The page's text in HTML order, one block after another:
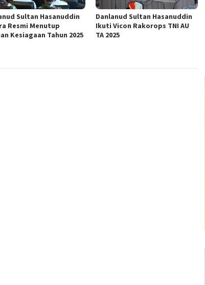
Sultan Hasanuddin
Resmi Menutup
Kesiagaan Tahun 2025
Danlanud Sultan Hasanuddin
Ikuti Vicon Rakorops TNI AU
TA 2025